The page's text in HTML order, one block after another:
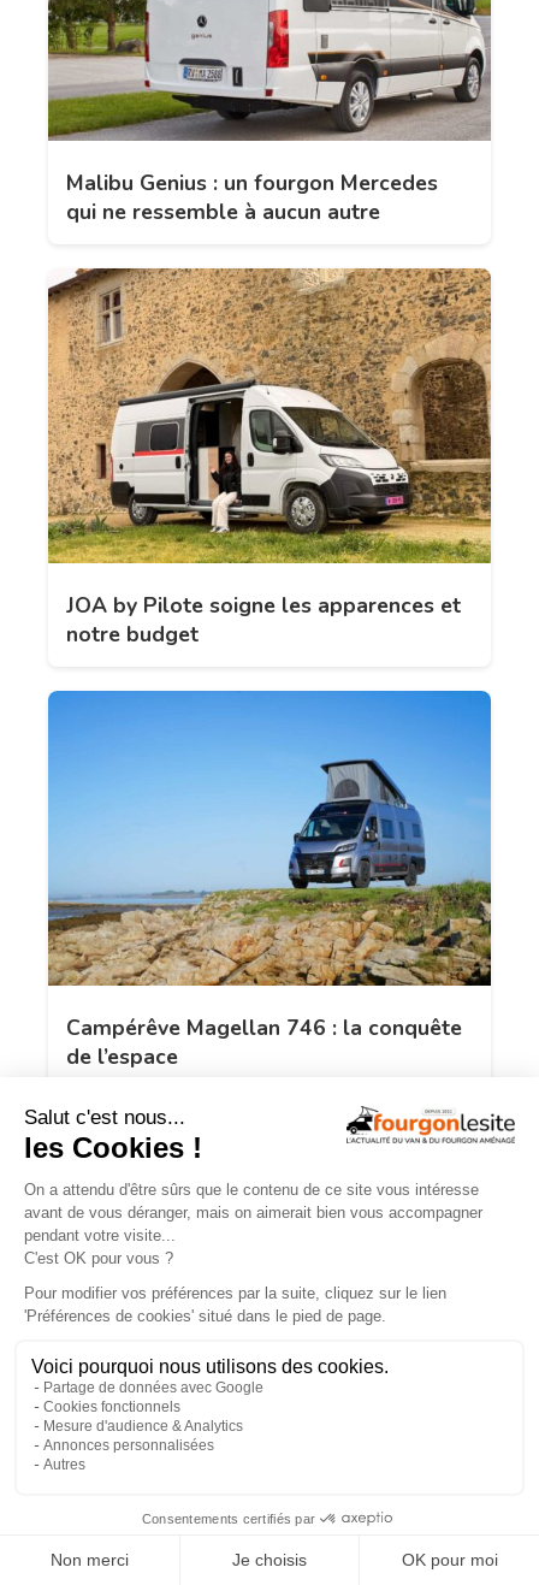
Malibu Genius : un fourgon Mercedes
qui ne ressemble à aucun autre
JOA by Pilote soigne les apparences et
notre budget
Campérêve Magellan 746 : la conquête
de l’espace
TROUVEZUN AMÉNAGEUR
PRÈS DE CHEZ VOUS !
professionnels de l'aménagement de vans
et de fourgons référencés partout en France !
Explorer la carte
Recherche
Recherche
par services
260
aménageurs